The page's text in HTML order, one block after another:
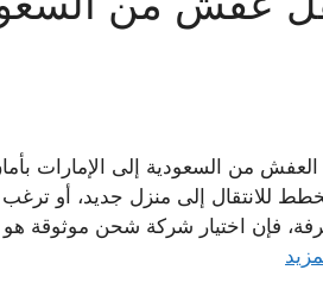
من السعودية إلى الإمارات
للانتقال إلى منزل جديد، أو
فإن اختيار شركة شحن موثوقة هو